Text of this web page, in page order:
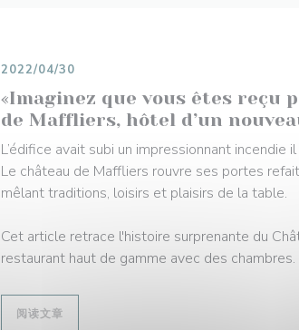
«Imaginez que vous êtes reçu
de Maffliers, hôtel d’un
2022/04/30
L’édifice avait subi un impressionnant
Le château de Maffliers rouvre ses portes
mêlant traditions, loisirs et plaisirs de la table.
Cet article retrace l'histoire surprenante du
restaurant haut de gamme avec des chambres.
阅读文章((在新窗口中打开))